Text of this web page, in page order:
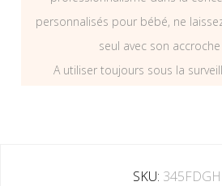
personnalisés pour bébé, ne
seul avec son accroche
A utiliser toujours sous la
SKU: